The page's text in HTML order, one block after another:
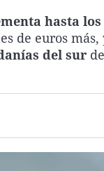
hasta
de euros
del sur